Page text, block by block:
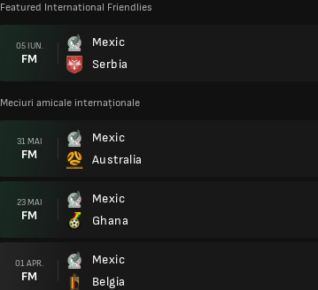
Featured International Friendlies
05 IUN.
FM
Mexic
Serbia
Meciuri amicale internaționale
31 MAI
FM
Mexic
Australia
23 MAI
FM
Mexic
Ghana
01 APR.
FM
Mexic
Belgia